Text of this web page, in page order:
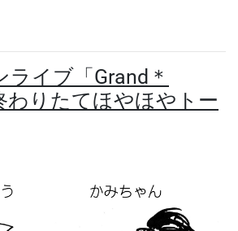
イブ「Grand＊
わりたてほやほやトー